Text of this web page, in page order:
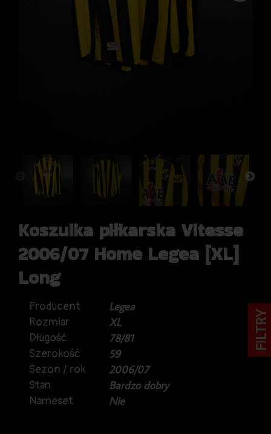
Koszulka piłkarska Vitesse
2006/07 Home Legea [XL]
Long
Producent
Legea
Rozmiar
XL
Długość
78/81
Szerokość
59
Sezon / rok
2006/07
Stan
Bardzo dobry
Nameset
Nie
FILTRY